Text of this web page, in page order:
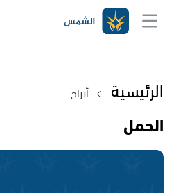
الرئيسية أبراج
الحمل